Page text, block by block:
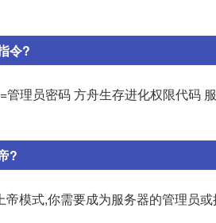
令?
理员密码 方舟生存进化权限代码
?
模式,你需要成为服务器的管理员